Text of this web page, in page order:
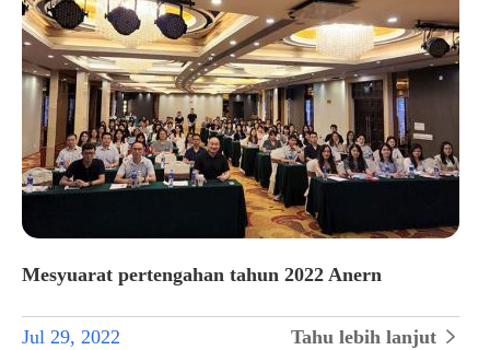
Mesyuarat pertengahan tahun 2022 Anern
Jul 29, 2022 Tahu lebih lanjut 